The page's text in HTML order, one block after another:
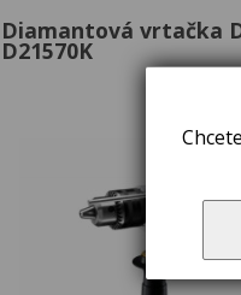
Diamantová vrtačka
D21570K